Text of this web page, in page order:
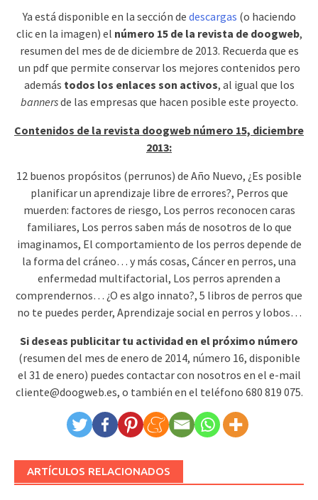
Ya está disponible en la sección de descargas (o haciendo
clic en la imagen) el número 15 de la revista de doogweb,
resumen del mes de de diciembre de 2013. Recuerda que es
un pdf que permite conservar los mejores contenidos pero
además todos los enlaces son activos, al igual que los
bannersde las empresas que hacen posible este proyecto.
Contenidos de la revista doogweb número 15, diciembre
2013:
12 buenos propósitos (perrunos) de Año Nuevo, ¿Es posible
planificar un aprendizaje libre de errores?, Perros que
muerden: factores de riesgo, Los perros reconocen caras
familiares, Los perros saben más de nosotros de lo que
imaginamos, El comportamiento de los perros depende de
la forma del cráneo… y más cosas, Cáncer en perros, una
enfermedad multifactorial, Los perros aprenden a
comprendernos… ¿O es algo innato?, 5 libros de perros que
no te puedes perder, Aprendizaje social en perros y lobos…
Si deseas publicitar tu actividad en el próximo número
(resumen del mes de enero de 2014, número 16, disponible
el 31 de enero) puedes contactar con nosotros en el e-mail
cliente@doogweb.es, o también en el teléfono 680 819 075.
ARTÍCULOS RELACIONADOS